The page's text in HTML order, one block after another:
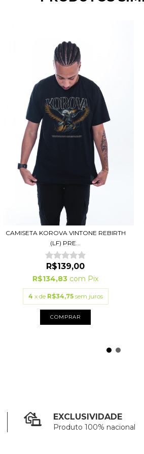
CAMISETA KOROVA VINTONE REBIRTH
(LF) PRE...
R$139,00
R$134,83 com Pix
4 x de R$34,75 sem juros
COMPRAR
EXCLUSIVIDADE
Produto 100% nacional